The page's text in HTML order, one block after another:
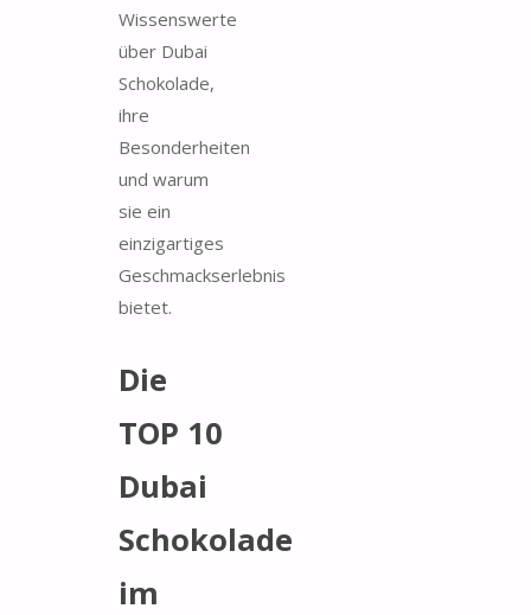
Wissenswerte
über Dubai
Schokolade,
ihre
Besonderheiten
und warum
sie ein
einzigartiges
Geschmackserlebnis
bietet.
Die
TOP 10
Dubai
Schokolade
im